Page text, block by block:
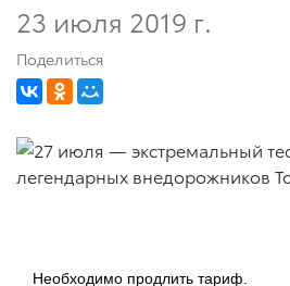
23 июля 2019 г.
Поделиться